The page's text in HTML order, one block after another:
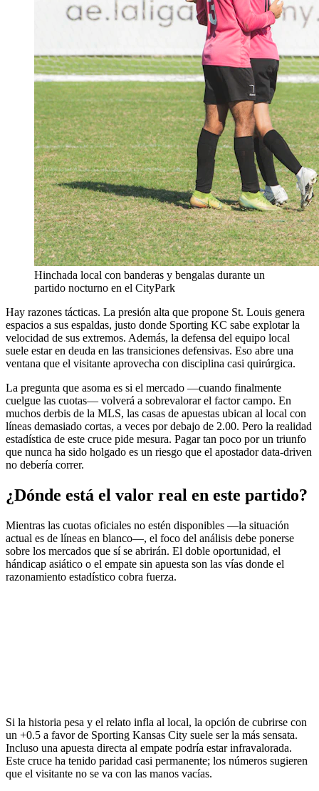
Hinchada local con banderas y bengalas durante un
partido nocturno en el CityPark
Hay razones tácticas. La presión alta que propone St. Louis genera
espacios a sus espaldas, justo donde Sporting KC sabe explotar la
velocidad de sus extremos. Además, la defensa del equipo local
suele estar en deuda en las transiciones defensivas. Eso abre una
ventana que el visitante aprovecha con disciplina casi quirúrgica.
La pregunta que asoma es si el mercado —cuando finalmente
cuelgue las cuotas— volverá a sobrevalorar el factor campo. En
muchos derbis de la MLS, las casas de apuestas ubican al local con
líneas demasiado cortas, a veces por debajo de 2.00. Pero la realidad
estadística de este cruce pide mesura. Pagar tan poco por un triunfo
que nunca ha sido holgado es un riesgo que el apostador data-driven
no debería correr.
¿Dónde está el valor real en este partido?
Mientras las cuotas oficiales no estén disponibles —la situación
actual es de líneas en blanco—, el foco del análisis debe ponerse
sobre los mercados que sí se abrirán. El doble oportunidad, el
hándicap asiático o el empate sin apuesta son las vías donde el
razonamiento estadístico cobra fuerza.
Si la historia pesa y el relato infla al local, la opción de cubrirse con
un +0.5 a favor de Sporting Kansas City suele ser la más sensata.
Incluso una apuesta directa al empate podría estar infravalorada.
Este cruce ha tenido paridad casi permanente; los números sugieren
que el visitante no se va con las manos vacías.